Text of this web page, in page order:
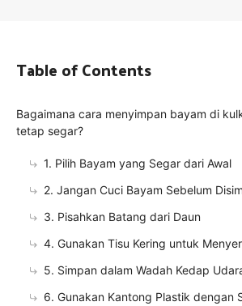
Table of Contents
Bagaimana cara menyimpan bayam di
tetap segar?
1. Pilih Bayam yang Segar dari Awal
2. Jangan Cuci Bayam Sebelum
3. Pisahkan Batang dari Daun
4. Gunakan Tisu Kering untuk
5. Simpan dalam Wadah Kedap
6. Gunakan Kantong Plastik dengan